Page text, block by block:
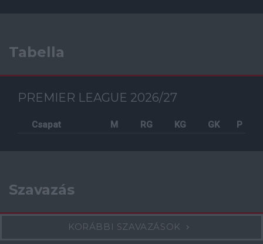
Tabella
PREMIER LEAGUE 2026/27
Csapat M RG KG GK P
Szavazás
KORÁBBI SZAVAZÁSOK